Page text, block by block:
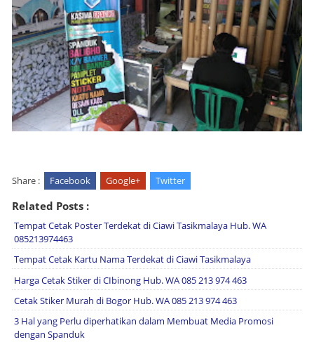
Share : Facebook Google+ Twitter
Related Posts :
Tempat Cetak Poster Terdekat di Ciawi Tasikmalaya Hub. WA
085213974463
Tempat Cetak Kartu Nama Terdekat di Ciawi Tasikmalaya
Harga Cetak Stiker di CIbinong Hub. WA 085 213 974 463
Cetak Stiker Murah di Bogor Hub. WA 085 213 974 463
3 Hal yang Perlu diperhatikan dalam Membuat Media Promosi
dengan Spanduk